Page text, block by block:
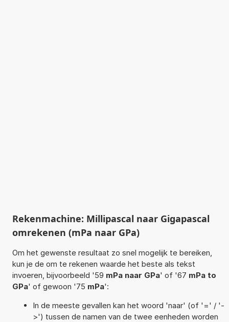
Rekenmachine: Millipascal naar Gigapascal
omrekenen (mPa naar GPa)
Om het gewenste resultaat zo snel mogelijk te bereiken,
kun je de om te rekenen waarde het beste als tekst
invoeren, bijvoorbeeld '59 mPa naar GPa' of '67 mPa to
GPa' of gewoon '75 mPa':
In de meeste gevallen kan het woord 'naar' (of '=' / '-
>') tussen de namen van de twee eenheden worden